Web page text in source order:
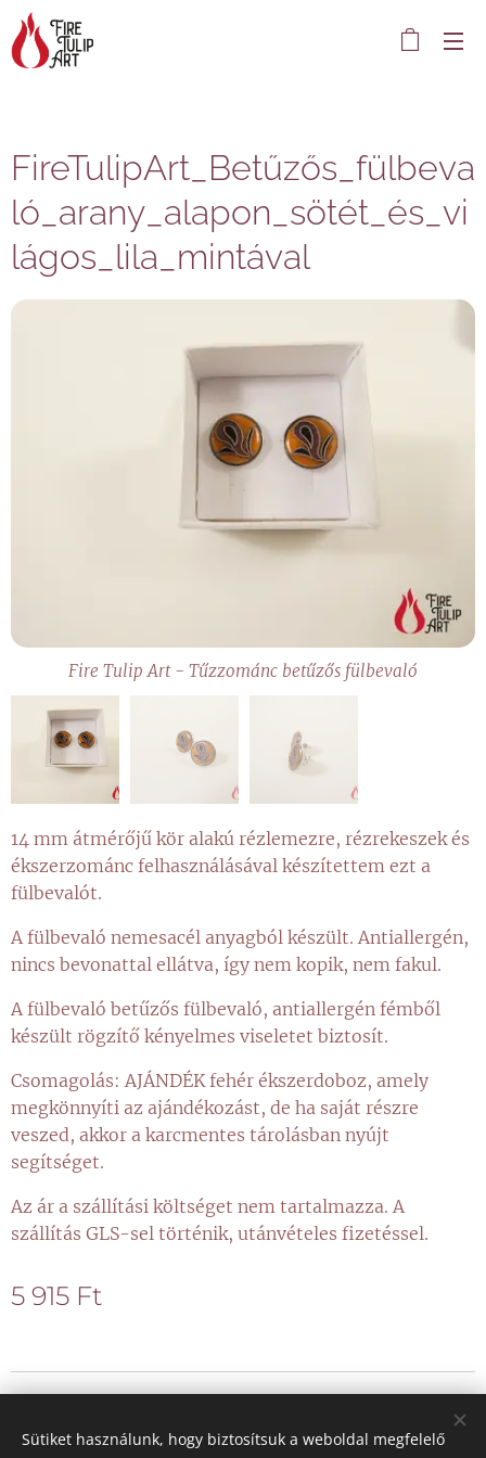
FireTulipArt_Betűzős_fülbeva
ló_arany_alapon_sötét_és_vi
lágos_lila_mintával
Fire Tulip Art - Tűzzománc betűzős fülbevaló
14 mm átmérőjű kör alakú rézlemezre, rézrekeszek és
ékszerzománc felhasználásával készítettem ezt a
fülbevalót.
A fülbevaló nemesacél anyagból készült. Antiallergén,
nincs bevonattal ellátva, így nem kopik, nem fakul.
A fülbevaló betűzős fülbevaló, antiallergén fémből
készült rögzítő kényelmes viseletet biztosít.
Csomagolás: AJÁNDÉK fehér ékszerdoboz, amely
megkönnyíti az ajándékozást, de ha saját részre
veszed, akkor a karcmentes tárolásban nyújt
segítséget.
Az ár a szállítási költséget nem tartalmazza. A
szállítás GLS-sel történik, utánvételes fizetéssel.
5 915 Ft
Sütik
Sütiket használunk, hogy biztosítsuk a weboldal megfelelő